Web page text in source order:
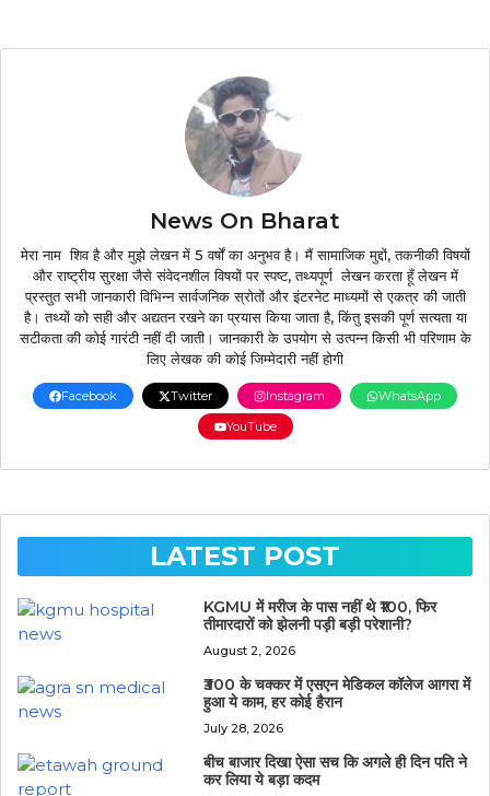
News On Bharat
मेरा नाम शिव है और मुझे लेखन में 5 वर्षों का अनुभव है। मैं सामाजिक मुद्दों, तकनीकी विषयों
और राष्ट्रीय सुरक्षा जैसे संवेदनशील विषयों पर स्पष्ट, तथ्यपूर्ण लेखन करता हूँ लेखन में
प्रस्तुत सभी जानकारी विभिन्न सार्वजनिक स्रोतों और इंटरनेट माध्यमों से एकत्र की जाती
है। तथ्यों को सही और अद्यतन रखने का प्रयास किया जाता है, किंतु इसकी पूर्ण सत्यता या
सटीकता की कोई गारंटी नहीं दी जाती। जानकारी के उपयोग से उत्पन्न किसी भी परिणाम के
लिए लेखक की कोई जिम्मेदारी नहीं होगी
Facebook Twitter Instagram
WhatsApp
YouTube
LATEST POST
KGMU में मरीज के पास नहीं थे ₹100, फिर
तीमारदारों को झेलनी पड़ी बड़ी परेशानी?
August 2, 2026
₹300 के चक्कर में एसएन मेडिकल कॉलेज आगरा में
हुआ ये काम, हर कोई हैरान
July 28, 2026
बीच बाजार दिखा ऐसा सच कि अगले ही दिन पति ने
कर लिया ये बड़ा कदम